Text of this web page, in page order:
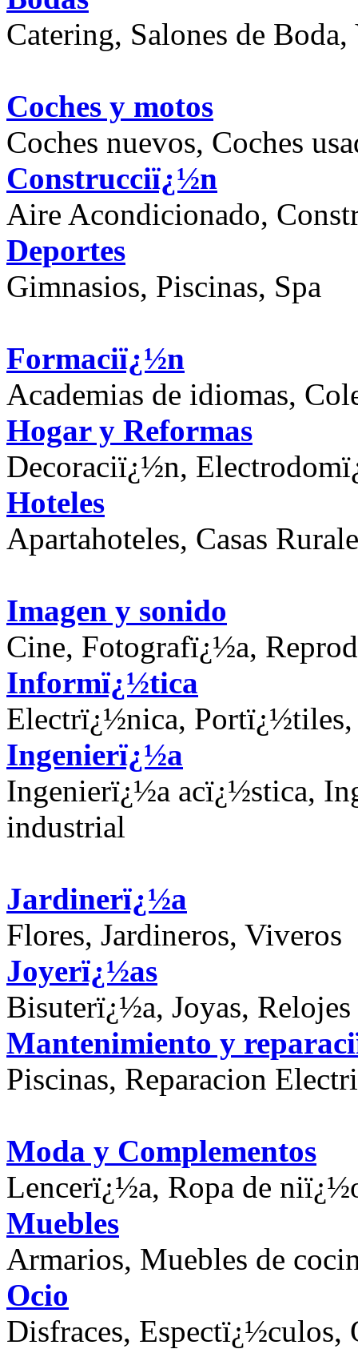
Catering, Salones de
Coches y motos
Coches nuevos, Coches
Construcciï¿½n
Aire Acondicionado,
Deportes
Gimnasios, Piscinas, Spa
Formaciï¿½n
Academias de idiomas,
Hogar y Reformas
Decoraciï¿½n,
Hoteles
Apartahoteles, Casas
Imagen y sonido
Cine, Fotografï¿½a,
Informï¿½tica
Electrï¿½nica,
Ingenierï¿½a
Ingenierï¿½a acï¿½stica,
industrial
Jardinerï¿½a
Flores, Jardineros, Viveros
Joyerï¿½as
Bisuterï¿½a, Joyas, Relojes
Mantenimiento y
Piscinas, Reparacion
Moda y Complementos
Lencerï¿½a, Ropa de
Muebles
Armarios, Muebles de
Ocio
Disfraces, Espectï¿½culos,